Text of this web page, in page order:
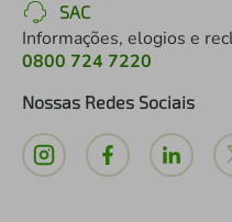
SAC
Informações, elogios e
0800 724 7220
Nossas Redes Sociais